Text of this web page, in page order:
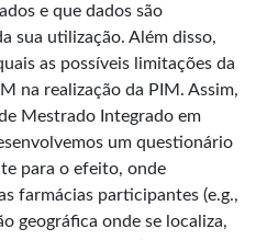
e que dados são
sua utilização. Além disso,
as possíveis limitações da
na realização da PIM. Assim,
Mestrado Integrado em
um questionário
para o efeito, onde
farmácias participantes (e.g.,
geográfica onde se localiza,